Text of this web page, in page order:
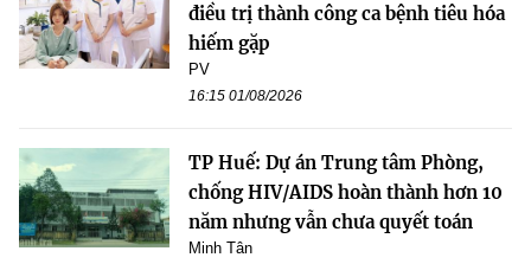
điều trị thành công ca bệnh tiêu hóa
hiếm gặp
PV
16:15 01/08/2026
TP Huế: Dự án Trung tâm Phòng,
chống HIV/AIDS hoàn thành hơn 10
năm nhưng vẫn chưa quyết toán
Minh Tân